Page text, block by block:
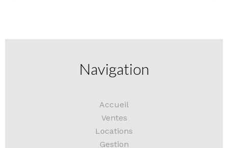
Navigation
Accueil
Ventes
Locations
Gestion